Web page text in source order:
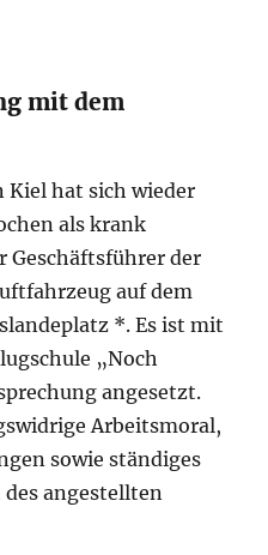
mit dem
Kiel hat sich wieder
als krank
Geschäftsführer der
auf dem
*. Es ist mit
„Noch
angesetzt.
Arbeitsmoral,
sowie ständiges
angestellten